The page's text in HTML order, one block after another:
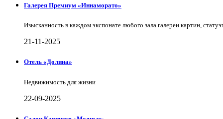
Галерея Премиум «Иннаморато»
Изысканность в каждом экспонате любого зала галереи картин,
21-11-2025
Отель «Долина»
Недвижимость для жизни
22-09-2025